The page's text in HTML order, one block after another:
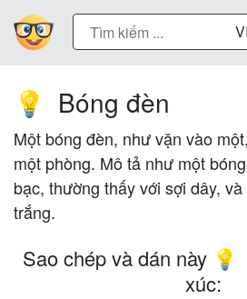
VI
💡 Bóng đèn
Một bóng đèn, như vặn vào
một phòng. Mô tả như một
bạc, thường thấy với sợi dây,
trắng.
Sao chép và dán này 💡
xúc: